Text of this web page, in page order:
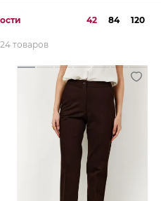
42 84 120
товаров